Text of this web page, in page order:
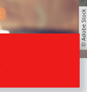
© Adobe Stock